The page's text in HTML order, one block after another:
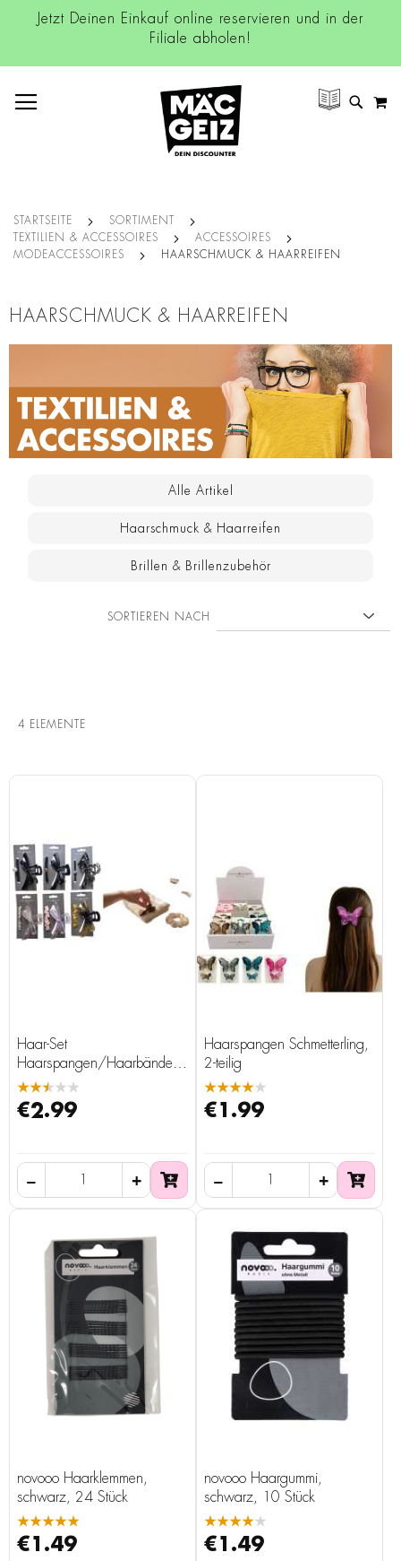
Jetzt Deinen Einkauf online reservieren und in der
Filiale abholen!
SUCHE
STARTSEITE
SORTIMENT
TEXTILIEN & ACCESSOIRES
ACCESSOIRES
MODEACCESSOIRES
HAARSCHMUCK & HAARREIFEN
HAARSCHMUCK & HAARREIFEN
Alle Artikel
Haarschmuck & Haarreifen
Brillen & Brillenzubehör
4 ELEMENTE
SORTIEREN NACH
Haar-Set
Haarspangen/Haarbänder,
2-teilig
★★★★★
€2.99
Haarspangen Schmetterling,
2-teilig
★★★★★
€1.99
novooo Haarklemmen,
schwarz, 24 Stück
★★★★★
€1.49
novooo Haargummi,
schwarz, 10 Stück
★★★★★
€1.49